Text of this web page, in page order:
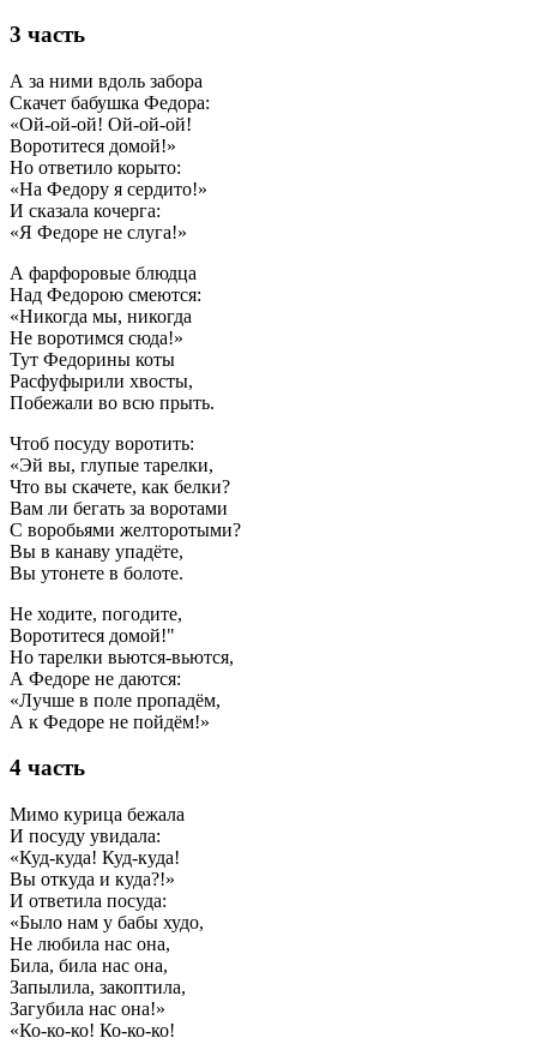
3 часть
А за ними вдоль забора
Скачет бабушка Федора:
«Ой-ой-ой! Ой-ой-ой!
Воротитеся домой!»
Но ответило корыто:
«На Федору я сердито!»
И сказала кочерга:
«Я Федоре не слуга!»
А фарфоровые блюдца
Над Федорою смеются:
«Никогда мы, никогда
Не воротимся сюда!»
Тут Федорины коты
Расфуфырили хвосты,
Побежали во всю прыть.
Чтоб посуду воротить:
«Эй вы, глупые тарелки,
Что вы скачете, как белки?
Вам ли бегать за воротами
С воробьями желторотыми?
Вы в канаву упадёте,
Вы утонете в болоте.
Не ходите, погодите,
Воротитеся домой!"
Но тарелки вьются-вьются,
А Федоре не даются:
«Лучше в поле пропадём,
А к Федоре не пойдём!»
4 часть
Мимо курица бежала
И посуду увидала:
«Куд-куда! Куд-куда!
Вы откуда и куда?!»
И ответила посуда:
«Было нам у бабы худо,
Не любила нас она,
Била, била нас она,
Запылила, закоптила,
Загубила нас она!»
«Ко-ко-ко! Ко-ко-ко!